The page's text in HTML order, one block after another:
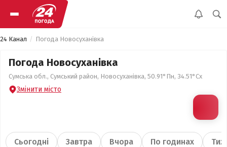
24 Канал Погода Новосуханівка
Погода Новосуханівка
Сумська обл., Сумський район, Новосуханівка, 50.91°Пн, 34.51°Сх
Змінити місто
Сьогодні Завтра Вчора По годинах